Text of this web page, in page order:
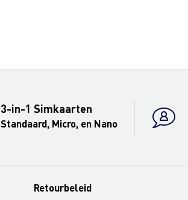
3-in-1 Simkaarten
Standaard, Micro, en Nano
Retourbeleid